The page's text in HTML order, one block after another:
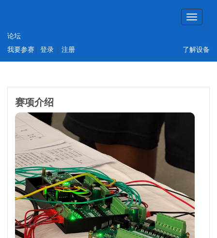
论坛
我要参赛| 登录 | 注册 了解设备
此年份没有上传赛项资料或没有举办该赛项
赛项介绍